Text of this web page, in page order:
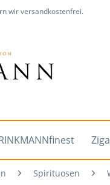
wir versandkostenfrei.
Spirituosen